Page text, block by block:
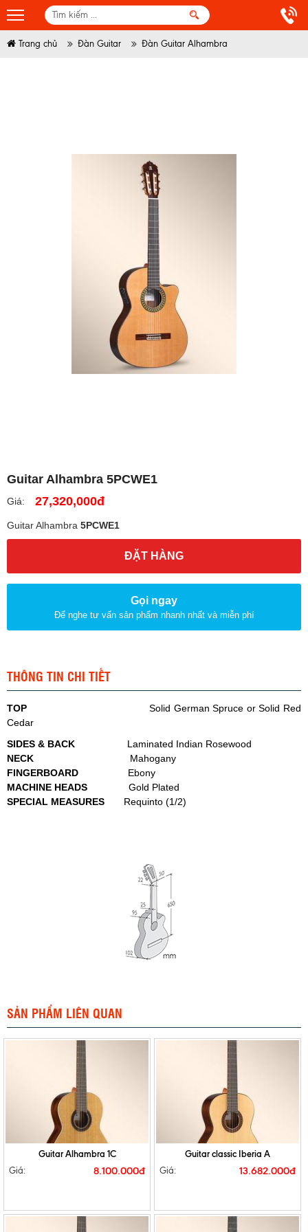
Trang chủ Đàn Guitar Đàn Guitar Alhambra
Guitar Alhambra 5PCWE1
Giá: 27,320,000đ
Guitar Alhambra 5PCWE1
ĐẶT HÀNG
Gọi ngay
Để nghe tư vấn sản phẩm nhanh nhất và miễn phí
THÔNG TIN CHI TIẾT
TOP
Solid German Spruce or Solid Red
Cedar
SIDES & BACK
Laminated Indian Rosewood
NECK
Mahogany
FINGERBOARD
Ebony
MACHINE HEADS Gold Plated
SPECIAL MEASURES
Requinto (1/2)
SẢN PHẨM LIÊN QUAN
Guitar Alhambra 1C
Giá: 8.100.000đ
Guitar classic Iberia A
Giá: 13.682.000đ